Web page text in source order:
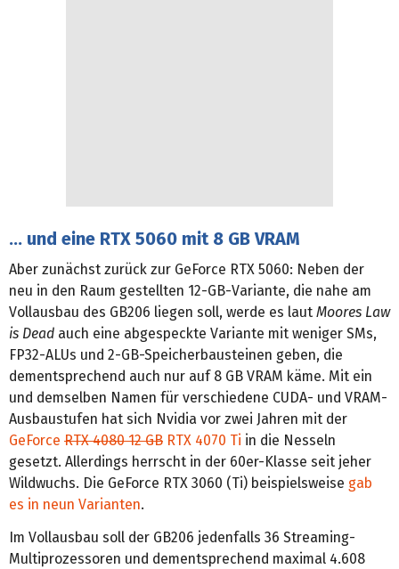
… und eine RTX 5060 mit 8 GB VRAM
Aber zunächst zurück zur GeForce RTX 5060: Neben der
neu in den Raum gestellten 12-GB-Variante, die nahe am
Vollausbau des GB206 liegen soll, werde es laut Moores Law
is Dead auch eine abgespeckte Variante mit weniger SMs,
FP32-ALUs und 2-GB-Speicherbausteinen geben, die
dementsprechend auch nur auf 8 GB VRAM käme. Mit ein
und demselben Namen für verschiedene CUDA- und VRAM-
Ausbaustufen hat sich Nvidia vor zwei Jahren mit der
GeForce RTX 4080 12 GB RTX 4070 Ti in die Nesseln
gesetzt. Allerdings herrscht in der 60er-Klasse seit jeher
Wildwuchs. Die GeForce RTX 3060 (Ti) beispielsweise gab
es in neun Varianten.
Im Vollausbau soll der GB206 jedenfalls 36 Streaming-
Multiprozessoren und dementsprechend maximal 4.608